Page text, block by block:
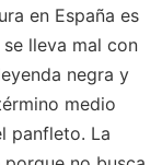
en España es
lleva mal con
negra y
medio
panfleto. La